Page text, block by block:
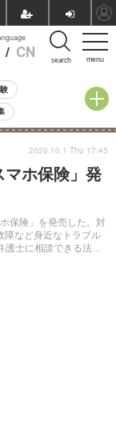
menu
/ CN search
校受験
マホ保険」発
保険」を発売した。対
障など身近なトラブル
護士に相談できる法律
2020.10.1 Thu 17:45